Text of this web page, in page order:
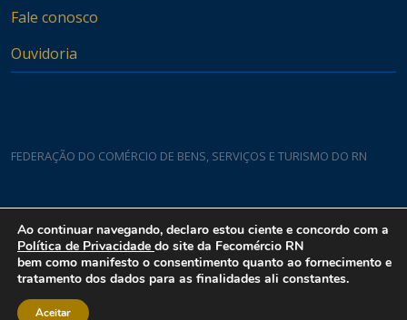
Fale conosco
Ouvidoria
FEDERAÇÃO DO COMÉRCIO DE BENS, SERVIÇOS E TURISMO DO RN
Rua Padre João Damasceno, 1935 - Lagoa Nova CEP 59075-760
Ao continuar navegando, declaro estou ciente e concordo com a
Política de Privacidade do site da Fecomércio RN
bem como manifesto o consentimento quanto ao fornecimento e
tratamento dos dados para as finalidades ali constantes.
Aceitar